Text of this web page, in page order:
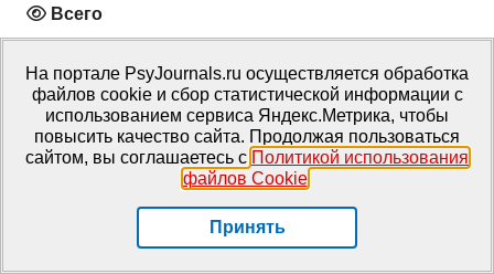
Всего
В прошлом месяце: 12
В текущем месяце: 8
Статьи по теме
Сорокоумова Е.А., Кочнева А.Ю.,
Чердымова Е.И.
На портале PsyJournals.ru осуществляется обработка
файлов cookie и сбор статистической информации с
использованием сервиса Яндекс.Метрика, чтобы
повысить качество сайта. Продолжая пользоваться
сайтом, вы соглашаетесь с Политикой использования
файлов Cookie.
Принять